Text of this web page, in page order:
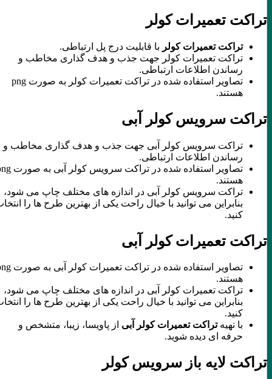
تراکت تعمیرات کولر
تراکت تعمیرات کولربا قابلیت درج پل ارتباطی.
تراکت تعمیرات کولر جهت جذب و هدف گذاری مخاطب و
رساندن اطلاعات ارتباطی.
تصاویر استفاده شده در تراکت تعمیرات کولر به صورت png
هستند.
تراکت سرویس کولر آبی
تراکت سرویس کولر آبی جهت جذب و هدف گذاری مخاطب و
رساندن اطلاعات ارتباطی.
تصاویر استفاده شده در تراکت سرویس کولر آبی به صورت png
هستند.
تراکت سرویس کولر آبی در اندازه های مختلف چاپ می شود،
بنابراین می توانید با خیال راحت یکی از بهترین طرح ها را انتخاب
کنید.
تراکت تعمیرات کولر آبی
تصاویر استفاده شده در تراکت تعمیرات کولر آبی به صورت png
هستند.
تراکت تعمیرات کولر آبی در اندازه های مختلف چاپ می شود،
بنابراین می توانید با خیال راحت یکی از بهترین طرح ها را انتخاب
کنید.
با تهیهتراکت تعمیرات کولر آبیاز پاویسا، زیبا، متشخص و
حرفه ای دیده شوید.
تراکت لایه باز سرویس کولر